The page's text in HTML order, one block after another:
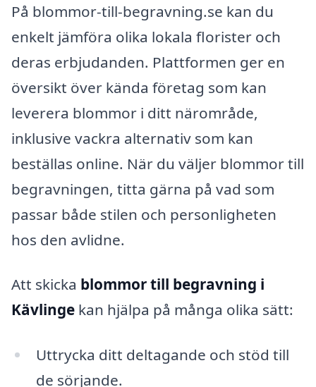
På blommor-till-begravning.se kan du
enkelt jämföra olika lokala florister och
deras erbjudanden. Plattformen ger en
översikt över kända företag som kan
leverera blommor i ditt närområde,
inklusive vackra alternativ som kan
beställas online. När du väljer blommor till
begravningen, titta gärna på vad som
passar både stilen och personligheten
hos den avlidne.
Att skicka blommor till begravning i
Kävlinge kan hjälpa på många olika sätt:
Uttrycka ditt deltagande och stöd till
de sörjande.